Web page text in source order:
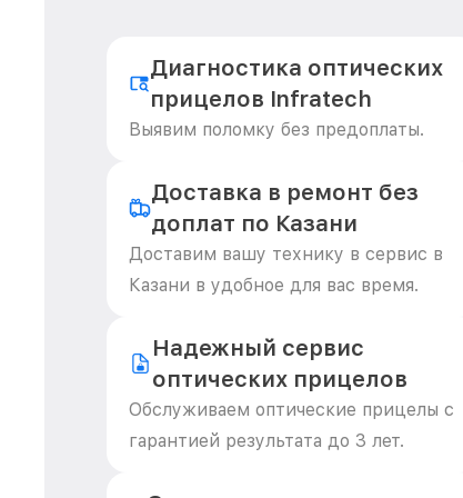
Диагностика оптических
прицелов Infratech
Выявим поломку без предоплаты.
Доставка в ремонт без
доплат по Казани
Доставим вашу технику в сервис в
Казани в удобное для вас время.
Надежный сервис
оптических прицелов
Обслуживаем оптические прицелы с
гарантией результата до 3 лет.